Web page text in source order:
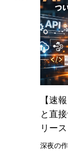
【速
と直
リース
深夜の